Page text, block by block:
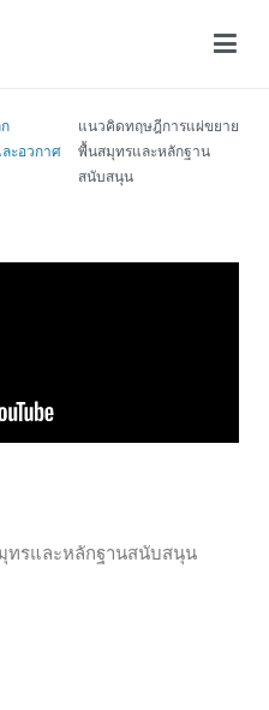
ะอวกาศ
แนวคิดทฤษฎีการแผ่ขยาย
พื้นสมุทรและหลักฐาน
สนับสนุน
รและหลักฐานสนับสนุน